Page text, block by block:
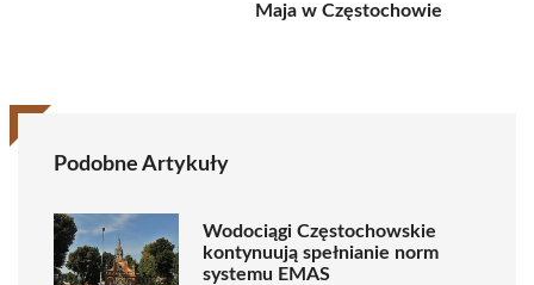
Maja w Częstochowie
Podobne Artykuły
Wodociągi Częstochowskie
kontynuują spełnianie norm
systemu EMAS